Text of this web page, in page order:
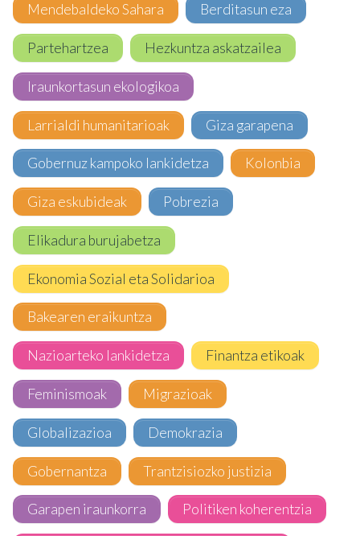
Mendebaldeko Sahara Berditasun eza
Partehartzea Hezkuntza askatzailea
Iraunkortasun ekologikoa
Larrialdi humanitarioak Giza garapena
Gobernuz kampoko lankidetza Kolonbia
Giza eskubideak Pobrezia
Elikadura burujabetza
Ekonomia Sozial eta Solidarioa
Bakearen eraikuntza
Nazioarteko lankidetza Finantza etikoak
Feminismoak Migrazioak
Globalizazioa Demokrazia
Gobernantza Trantzisiozko justizia
Garapen iraunkorra Politiken koherentzia